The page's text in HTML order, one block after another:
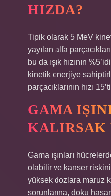
HIZDA?
Tipik olarak 5 MeV
yayılan alfa
bu da ışık hızının
kinetik enerjiye
parçacıklarının hızı
GAMA
KALIRSAK
Gama ışınları
olabilir ve kanser riskini
yüksek dozlara maruz
sorunlarına, doku